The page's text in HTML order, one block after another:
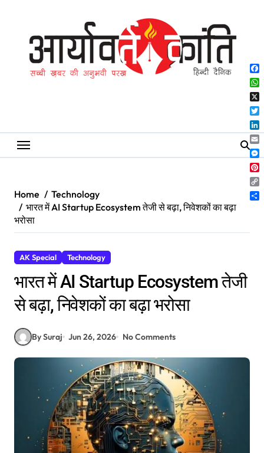
Home
Technology
भारत में AI Startup Ecosystem तेजी से बढ़ा, निवेशकों का बढ़ा
भरोसा
AK Special Technology
भारत में AI Startup Ecosystem तेजी
से बढ़ा, निवेशकों का बढ़ा भरोसा
By Suraj Jun 26, 2026 No Comments
X